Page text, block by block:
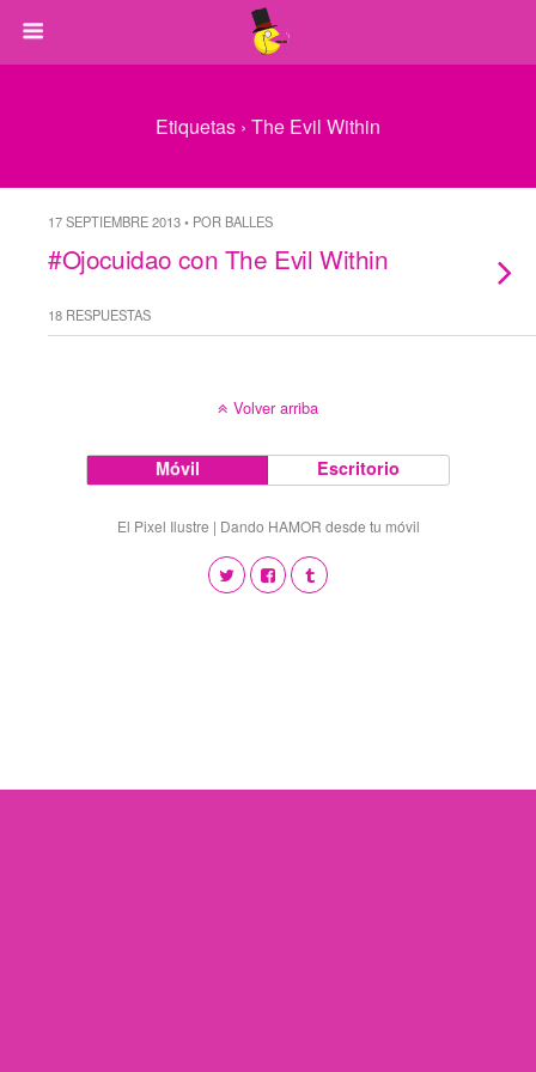
Etiquetas › The Evil Within
17 SEPTIEMBRE 2013 • POR BALLES
#Ojocuidao con The Evil Within
18 RESPUESTAS
Volver arriba
Móvil Escritorio
El Pixel Ilustre | Dando HAMOR desde tu móvil